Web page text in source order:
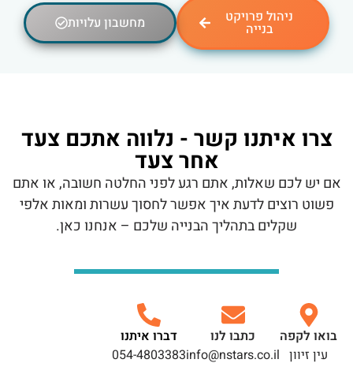
ניהול פרויקט
בנייה מחשבון עלויות
צרו איתנו קשר - נלווה אתכם צעד
אחר צעד
אם יש לכם שאלות, אתם רגע לפני החלטה חשובה, או אתם
פשוט רוצים לדעת איך אפשר לחסוך עשרות ומאות אלפי
שקלים בתהליך הבנייה שלכם – אנחנו כאן.
בואו לקפה
עין זיוון
כתבו לנו
info@nstars.co.il
דברו איתנו
054-4803383